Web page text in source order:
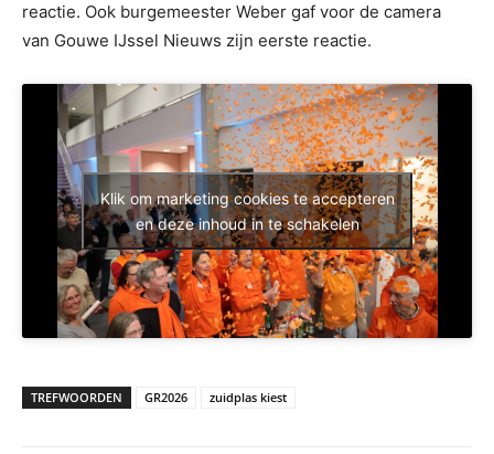
reactie. Ook burgemeester Weber gaf voor de camera
van Gouwe IJssel Nieuws zijn eerste reactie.
Klik om marketing cookies te accepteren
en deze inhoud in te schakelen
TREFWOORDEN GR2026 zuidplas kiest